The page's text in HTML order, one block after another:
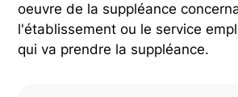
oeuvre de la suppléance
l'établissement ou le service
qui va prendre la suppléance.